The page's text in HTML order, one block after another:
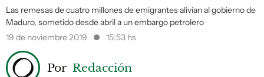
Las remesas de cuatro millones de emigrantes alivian al gobierno de
Maduro, sometido desde abril a un embargo petrolero
19 de noviembre 2019
15:53 hs
Por Redacción